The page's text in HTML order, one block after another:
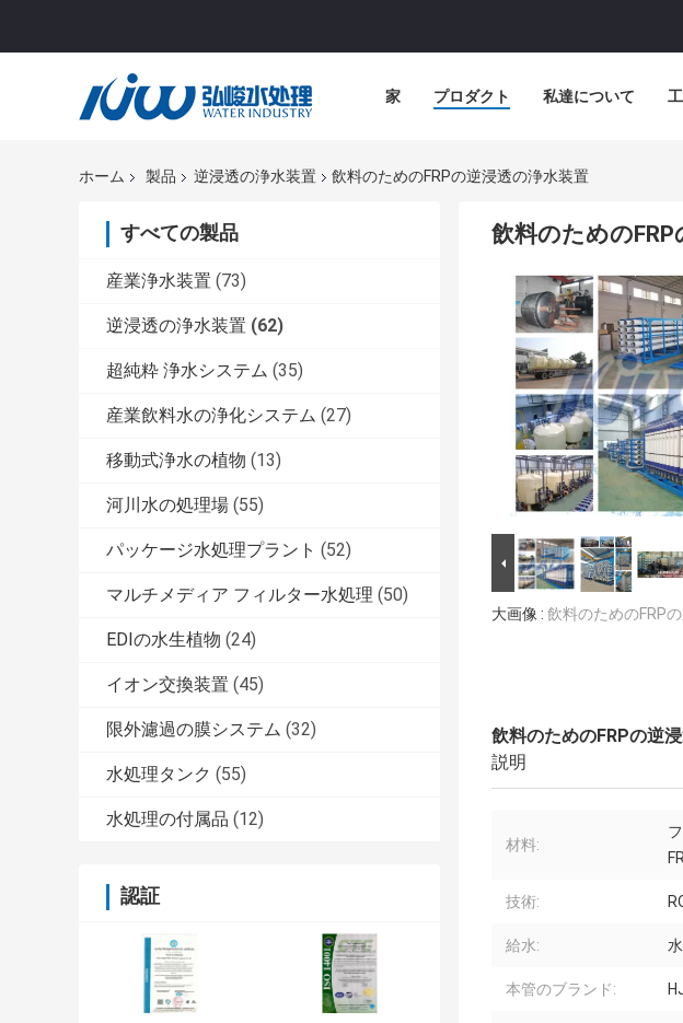
家 プロダクト 私達について
ホーム 製品 逆浸透の浄水装置 飲料のためのFRPの逆浸透の浄水装置
すべての製品
産業浄水装置 (73)
逆浸透の浄水装置 (62)
超純粋 浄水システム (35)
産業飲料水の浄化システム (27)
移動式浄水の植物 (13)
河川水の処理場 (55)
パッケージ水処理プラント (52)
マルチメディア フィルター水処理 (50)
EDIの水生植物 (24)
イオン交換装置 (45)
限外濾過の膜システム (32)
水処理タンク (55)
水処理の付属品 (12)
認証
飲料のための
大画像 : 飲料のためのFRP
飲料のためのFRPの逆
説明
材料:
技術:
給水:
本管のブランド: